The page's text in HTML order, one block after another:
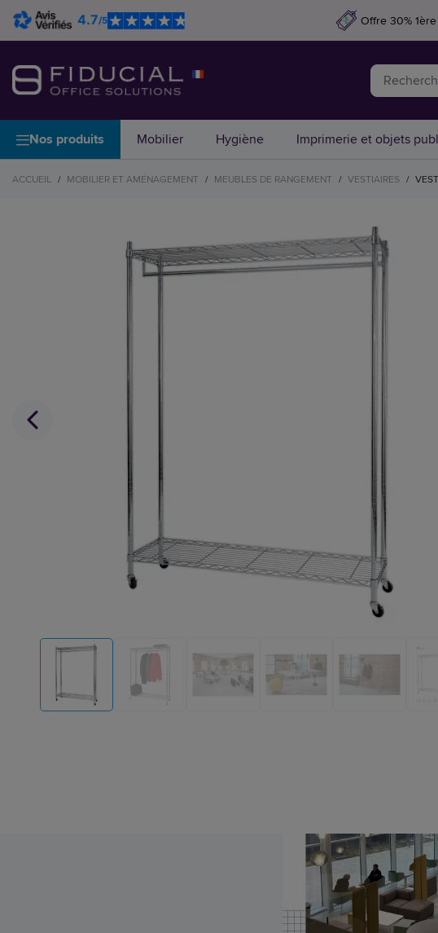
4.7/5 Offre 30%
Nos produits Mobilier Hygiène Imprimerie et objets
ACCUEIL / MOBILIER ET AMÉNAGEMENT / MEUBLES DE RANGEMENT / VESTIAIRES /